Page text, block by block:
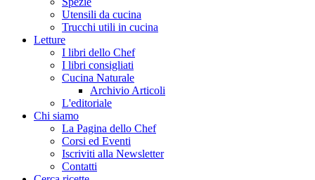
Utensili da cucina
Trucchi utili in cucina
Letture
I libri dello Chef
I libri consigliati
Cucina Naturale
Archivio Articoli
L'editoriale
Chi siamo
La Pagina dello Chef
Corsi ed Eventi
Iscriviti alla Newsletter
Contatti